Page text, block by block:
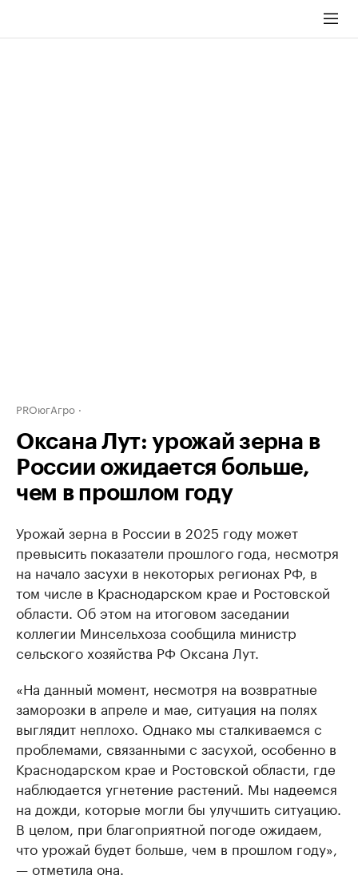
PROюгАгро
Оксана Лут: урожай зерна в
России ожидается больше,
чем в прошлом году
Урожай зерна в России в 2025 году может
превысить показатели прошлого года, несмотря
на начало засухи в некоторых регионах РФ, в
том числе в Краснодарском крае и Ростовской
области. Об этом на итоговом заседании
коллегии Минсельхоза сообщила министр
сельского хозяйства РФ Оксана Лут.
«На данный момент, несмотря на возвратные
заморозки в апреле и мае, ситуация на полях
выглядит неплохо. Однако мы сталкиваемся с
проблемами, связанными с засухой, особенно в
Краснодарском крае и Ростовской области, где
наблюдается угнетение растений. Мы надеемся
на дожди, которые могли бы улучшить ситуацию.
В целом, при благоприятной погоде ожидаем,
что урожай будет больше, чем в прошлом году»,
— отметила она.